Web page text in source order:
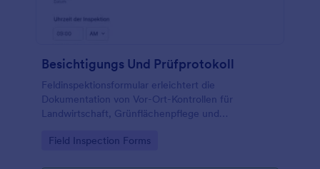
Besichtigungs Und Prüfprotokoll
Feldinspektionsformular erleichtert die
Dokumentation von Vor-Ort-Kontrollen für
Landwirtschaft, Grünflächenpflege und
einheitliche Datenerfassung sowie die
Go to Category:
Field Inspection Forms